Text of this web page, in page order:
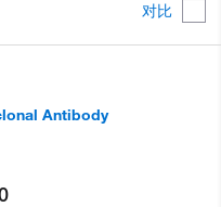
对比
Antibody